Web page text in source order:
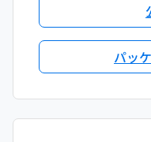
パッ